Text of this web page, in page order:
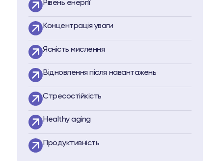
Рівень енергії
Концентрація уваги
Ясність мислення
Відновлення після навантажень
Стресостійкість
Healthy aging
Продуктивність